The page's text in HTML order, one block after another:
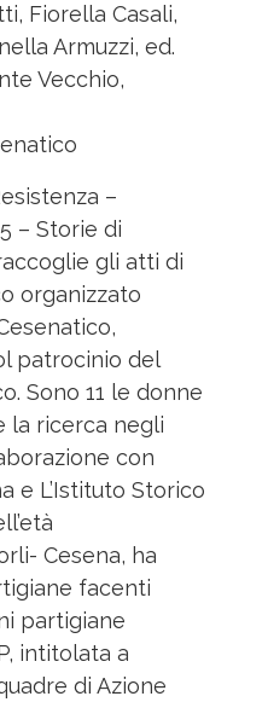
Fiorella Casali,
Armuzzi, ed.
Vecchio,
–
– Storie di
gli atti di
organizzato
patrocinio del
Sono 11 le donne
la ricerca negli
con
e L’Istituto Storico
Cesena, ha
facenti
partigiane
intitolata a
di Azione